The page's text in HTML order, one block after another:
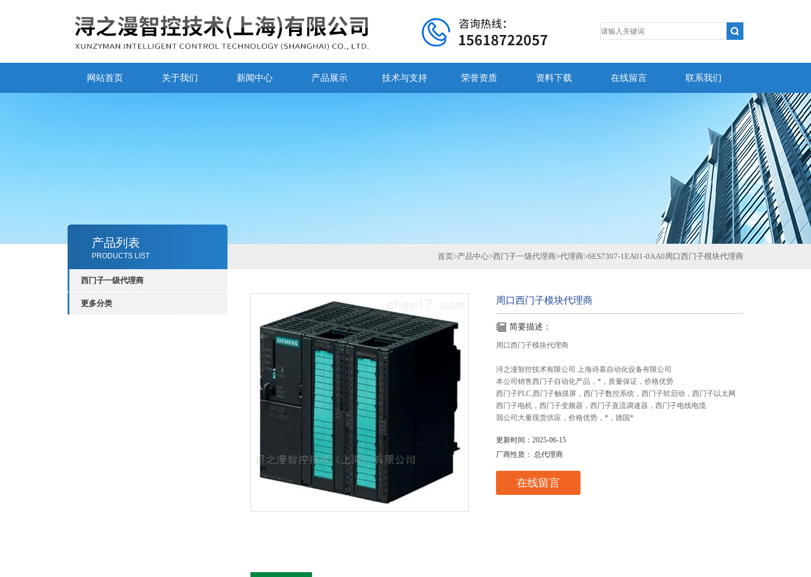
网站首页 关于我们 新闻中心 产品展示 技术与支持 荣誉资质 资料下载 在线留言 联系我们
产品列表
PRODUCTS LIST
西门子一级代理商
更多分类
首页>产品中心>西门子一级代理商>代理商>6ES7307-1EA01-0AA0周口西门子模块代理商
周口西门子模块代理商
简要描述：
周口西门子模块代理商
浔之漫智控技术有限公司 上海诗慕自动化设备有限公司
本公司销售西门子自动化产品，*，质量保证，价格优势
西门子PLC,西门子触摸屏，西门子数控系统，西门子软启动，西门子以太网
西门子电机，西门子变频器，西门子直流调速器，西门子电线电缆
我公司大量现货供应，价格优势，*，德国*
更新时间：2025-06-15
厂商性质： 总代理商
在线留言